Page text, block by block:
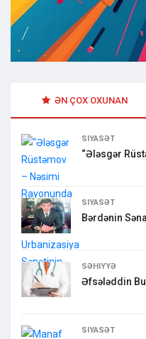
ƏN ÇOX OXUNAN
SIYASƏT
“Ələsgər
SIYASƏT
Bərdənin
SƏHIYYƏ
Əfsələddin
SIYASƏT